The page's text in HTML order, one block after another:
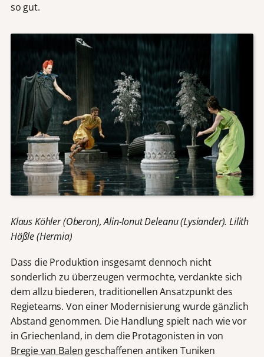
so gut.
Klaus Köhler (Oberon), Alin-Ionut Deleanu (Lysiander). Lilith
Häßle (Hermia)
Dass die Produktion insgesamt dennoch nicht
sonderlich zu überzeugen vermochte, verdankte sich
dem allzu biederen, traditionellen Ansatzpunkt des
Regieteams. Von einer Modernisierung wurde gänzlich
Abstand genommen. Die Handlung spielt nach wie vor
in Griechenland, in dem die Protagonisten in von
Bregie van Balen geschaffenen antiken Tuniken